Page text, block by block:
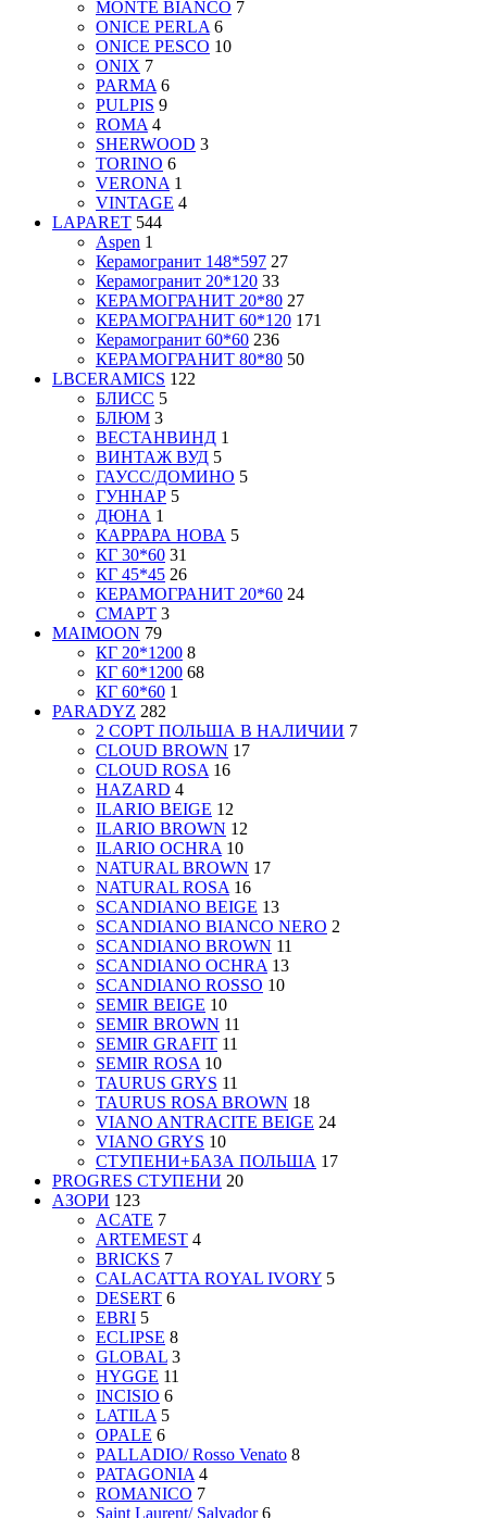
MONTE BIANCO 7
ONICE PERLA 6
ONICE PESCO 10
ONIX 7
PARMA 6
PULPIS 9
ROMA 4
SHERWOOD 3
TORINO 6
VERONA 1
VINTAGE 4
LAPARET 544
Aspen 1
Керамогранит 148*597 27
Керамогранит 20*120 33
КЕРАМОГРАНИТ 20*80 27
КЕРАМОГРАНИТ 60*120 171
Керамогранит 60*60 236
КЕРАМОГРАНИТ 80*80 50
LBCERAMICS 122
БЛИСС 5
БЛЮМ 3
ВЕСТАНВИНД 1
ВИНТАЖ ВУД 5
ГАУСС/ДОМИНО 5
ГУННАР 5
ДЮНА 1
КАРРАРА НОВА 5
КГ 30*60 31
КГ 45*45 26
КЕРАМОГРАНИТ 20*60 24
СМАРТ 3
MAIMOON 79
КГ 20*1200 8
КГ 60*1200 68
КГ 60*60 1
PARADYZ 282
2 СОРТ ПОЛЬША В НАЛИЧИИ 7
CLOUD BROWN 17
CLOUD ROSA 16
HAZARD 4
ILARIO BEIGE 12
ILARIO BROWN 12
ILARIO OCHRA 10
NATURAL BROWN 17
NATURAL ROSA 16
SCANDIANO BEIGE 13
SCANDIANO BIANCO NERO 2
SCANDIANO BROWN 11
SCANDIANO OCHRA 13
SCANDIANO ROSSO 10
SEMIR BEIGE 10
SEMIR BROWN 11
SEMIR GRAFIT 11
SEMIR ROSA 10
TAURUS GRYS 11
TAURUS ROSA BROWN 18
VIANO ANTRACITE BEIGE 24
VIANO GRYS 10
СТУПЕНИ+БАЗА ПОЛЬША 17
PROGRES СТУПЕНИ 20
АЗОРИ 123
ACATE 7
ARTEMEST 4
BRICKS 7
CALACATTA ROYAL IVORY 5
DESERT 6
EBRI 5
ECLIPSE 8
GLOBAL 3
HYGGE 11
INCISIO 6
LATILA 5
OPALE 6
PALLADIO/ Rosso Venato 8
PATAGONIA 4
ROMANICO 7
Saint Laurent/ Salvador 6